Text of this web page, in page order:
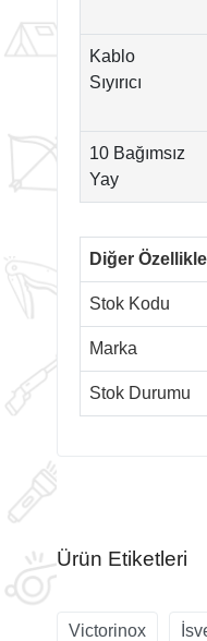
Kablo
Sıyırıcı
10 Bağımsız
Yay
Diğer
Stok Kodu
Marka
Stok Durumu
Ürün Etiketleri
Victorinox